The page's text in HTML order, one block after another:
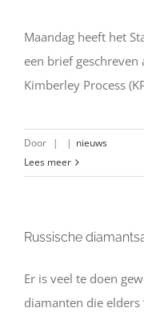
Maandag heeft het
een brief
Kimberley Process
Door | | nieuws
Lees meer
Russische
Er is veel te doen
diamanten die elders